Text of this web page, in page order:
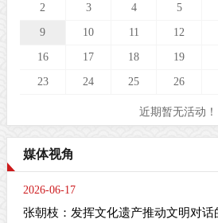
2 3 4 5
9 10 11 12
16 17 18 19
23 24 25 26
近期暂无活动！
媒体视角
2026-06-17
张朝枝：发挥文化遗产推动文明对话